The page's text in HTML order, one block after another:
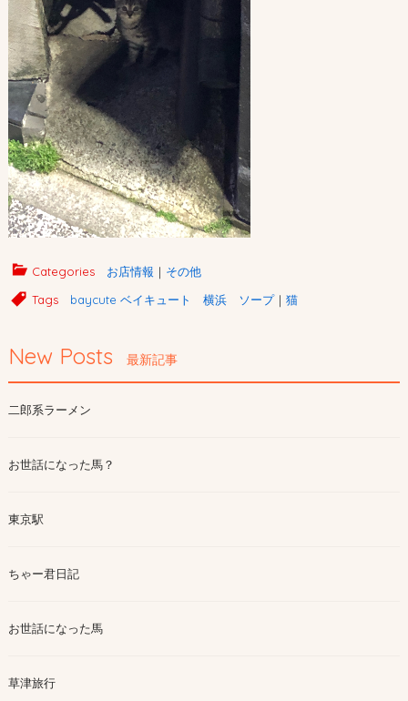
Categories お店情報 ｜ その他
Tags
baycute ベイキュート 横浜 ソープ｜ 猫
New Posts 最新記事
二郎系ラーメン
お世話になった馬？
東京駅
ちゃー君日記
お世話になった馬
草津旅行